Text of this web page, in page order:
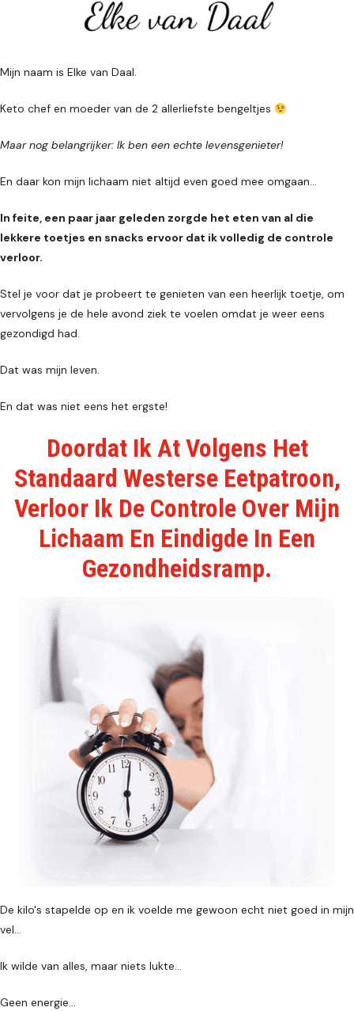
Mijn naam is Elke van Daal.
Keto chef en moeder van de 2 allerliefste bengeltjes
Maar nog belangrijker: Ik ben een echte levensgenieter!
En daar kon mijn lichaam niet altijd even goed mee omgaan...
In feite, een paar jaar geleden zorgde het eten van al die
lekkere toetjes en snacks ervoor dat ik volledig de controle
verloor.
Stel je voor dat je probeert te genieten van een heerlijk toetje, om
vervolgens je de hele avond ziek te voelen omdat je weer eens
gezondigd had.
Dat was mijn leven.
En dat was niet eens het ergste!
Doordat Ik At Volgens Het
Standaard Westerse Eetpatroon,
Verloor Ik De Controle Over Mijn
Lichaam En Eindigde In Een
Gezondheidsramp.
De kilo's stapelde op en ik voelde me gewoon echt niet goed in mijn
vel…
Ik wilde van alles, maar niets lukte…
Geen energie…